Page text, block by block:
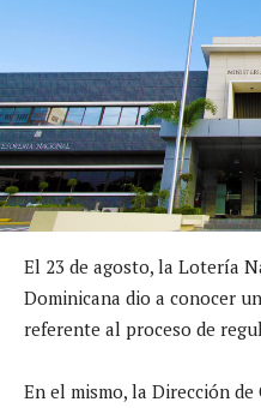
El 23 de agosto, la Lotería
Dominicana dio a conocer
referente al proceso de
En el mismo, la Dirección de